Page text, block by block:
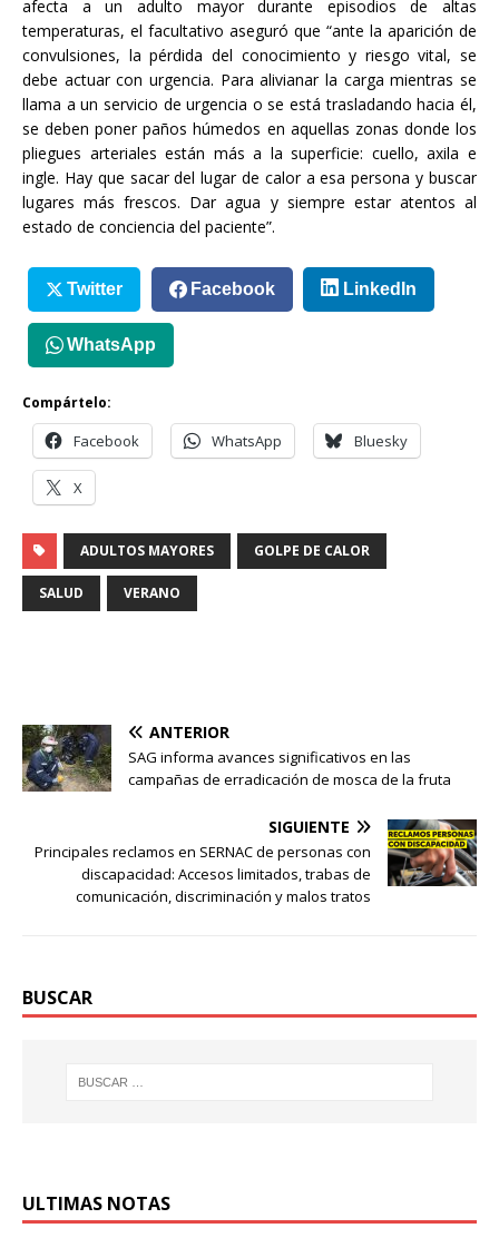
afecta a un adulto mayor durante episodios de altas
temperaturas, el facultativo aseguró que “ante la aparición de
convulsiones, la pérdida del conocimiento y riesgo vital, se
debe actuar con urgencia. Para alivianar la carga mientras se
llama a un servicio de urgencia o se está trasladando hacia él,
se deben poner paños húmedos en aquellas zonas donde los
pliegues arteriales están más a la superficie: cuello, axila e
ingle. Hay que sacar del lugar de calor a esa persona y buscar
lugares más frescos. Dar agua y siempre estar atentos al
estado de conciencia del paciente”.
Twitter Facebook LinkedIn
WhatsApp
Compártelo:
Facebook WhatsApp Bluesky
X
ADULTOS MAYORES GOLPE DE CALOR
SALUD VERANO
ANTERIOR
SAG informa avances significativos en las
campañas de erradicación de mosca de la fruta
SIGUIENTE
Principales reclamos en SERNAC de personas con
discapacidad: Accesos limitados, trabas de
comunicación, discriminación y malos tratos
BUSCAR
ULTIMAS NOTAS